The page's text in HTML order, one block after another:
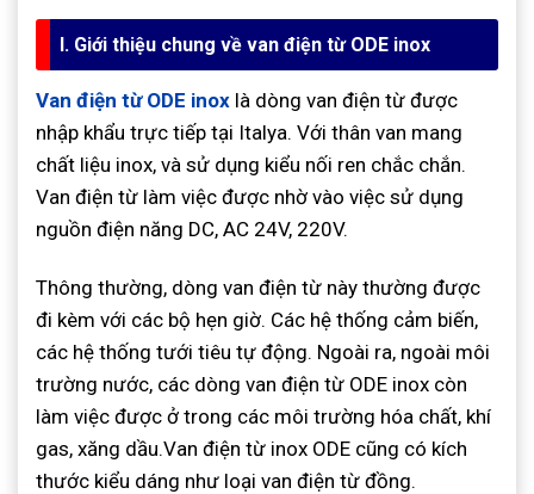
I. Giới thiệu chung về van điện từ ODE inox
Van điện từ ODE inox là dòng van điện từ được
nhập khẩu trực tiếp tại Italya. Với thân van mang
chất liệu inox, và sử dụng kiểu nối ren chắc chắn.
Van điện từ làm việc được nhờ vào việc sử dụng
nguồn điện năng DC, AC 24V, 220V.
Thông thường, dòng van điện từ này thường được
đi kèm với các bộ hẹn giờ. Các hệ thống cảm biến,
các hệ thống tưới tiêu tự động. Ngoài ra, ngoài môi
trường nước, các dòng van điện từ ODE inox còn
làm việc được ở trong các môi trường hóa chất, khí
gas, xăng dầu.Van điện từ inox ODE cũng có kích
thước kiểu dáng như loại van điện từ đồng.